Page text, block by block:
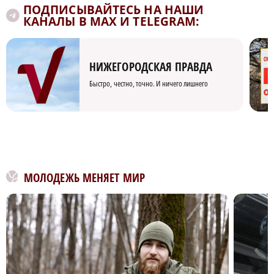
ПОДПИСЫВАЙТЕСЬ НА НАШИ
КАНАЛЫ В MAX И TELEGRAM:
НИЖЕГОРОДСКАЯ ПРАВДА
Быстро, честно, точно. И ничего лишнего
МОЛОДЕЖЬ МЕНЯЕТ МИР